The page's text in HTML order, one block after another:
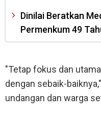
Dinilai Beratkan
Permenkum 49
"Tetap fokus dan
dengan sebaik-
undangan dan warga